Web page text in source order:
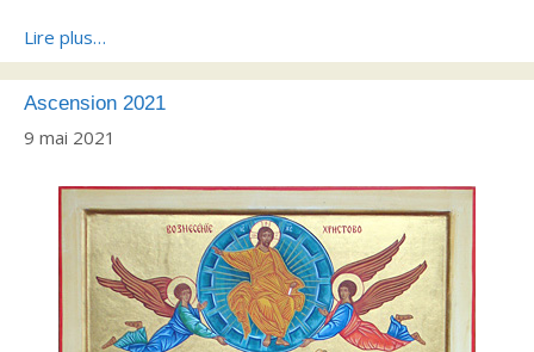
Lire plus…
Ascension 2021
9 mai 2021